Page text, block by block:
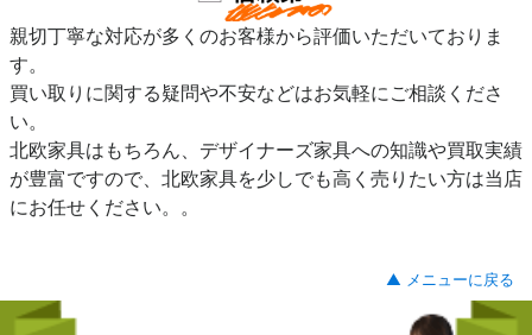
親切丁寧な対応が多くのお客様から評価いただいておりま
す。
買い取りに関する疑問や不安などはお気軽にご相談くださ
い。
北欧家具はもちろん、デザイナーズ家具への知識や買取実績
が豊富ですので、北欧家具を少しでも高く売りたい方は当店
にお任せください。。
▲ メニューに戻る